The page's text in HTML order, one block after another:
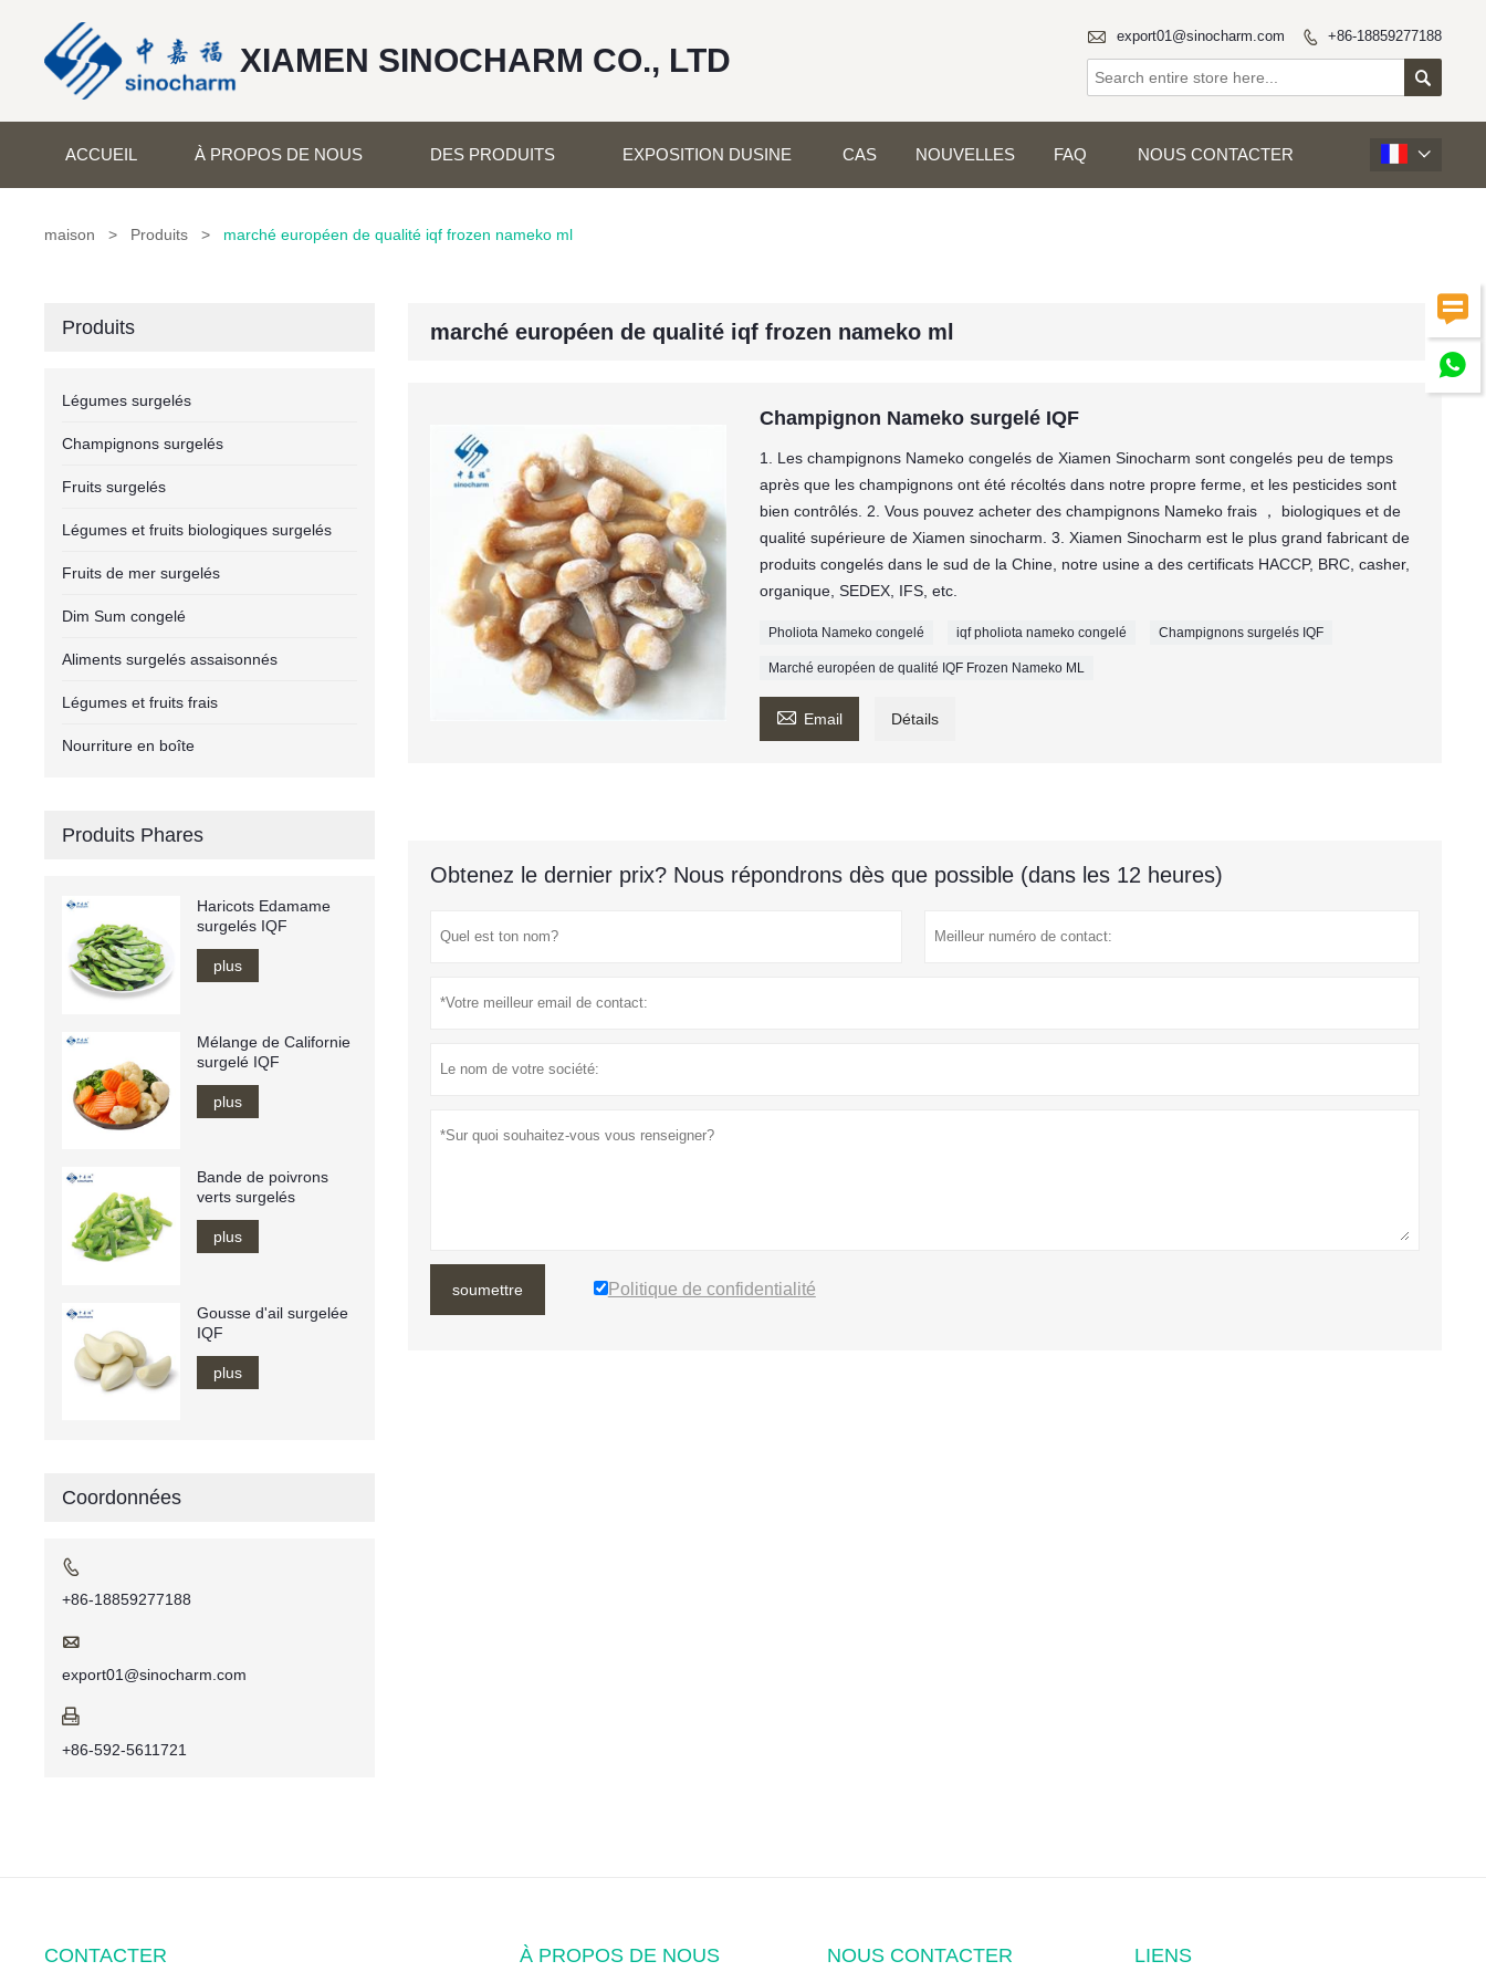


XIAMEN SINOCHARM CO., LTD
 export01@sinocharm.com  +86-18859277188

ACCUEIL À PROPOS DE NOUS DES PRODUITS EXPOSITION DUSINE CAS NOUVELLES FAQ NOUS CONTACTER 
maison > Produits > marché européen de qualité iqf frozen nameko ml
marché européen de qualité iqf frozen nameko ml
Champignon Nameko surgelé IQF
1. Les champignons Nameko congelés de Xiamen Sinocharm sont congelés peu de temps
après que les champignons ont été récoltés dans notre propre ferme, et les pesticides sont
bien contrôlés. 2. Vous pouvez acheter des champignons Nameko frais ， biologiques et de
qualité supérieure de Xiamen sinocharm. 3. Xiamen Sinocharm est le plus grand fabricant de
produits congelés dans le sud de la Chine, notre usine a des certificats HACCP, BRC, casher,
organique, SEDEX, IFS, etc.
Pholiota Nameko congelé iqf pholiota nameko congelé Champignons surgelés IQF
Marché européen de qualité IQF Frozen Nameko ML
 Email Détails
Obtenez le dernier prix? Nous répondrons dès que possible (dans les 12 heures)
soumettre Politique de confidentialité
Produits
Légumes surgelés
Champignons surgelés
Fruits surgelés
Légumes et fruits biologiques surgelés
Fruits de mer surgelés
Dim Sum congelé
Aliments surgelés assaisonnés
Légumes et fruits frais
Nourriture en boîte
Produits Phares
Haricots Edamame
surgelés IQF
plus
Mélange de Californie
surgelé IQF
plus
Bande de poivrons
verts surgelés
plus
Gousse d'ail surgelée
IQF
plus
Coordonnées

+86-18859277188

export01@sinocharm.com

+86-592-5611721
CONTACTER À PROPOS DE NOUS NOUS CONTACTER LIENS